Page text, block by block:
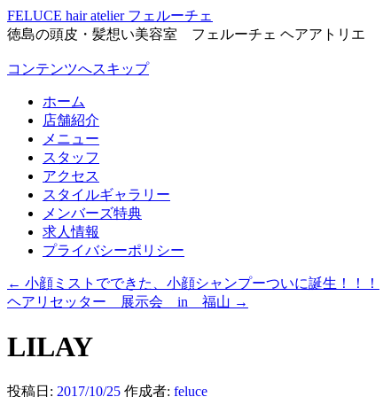
FELUCE hair atelier フェルーチェ
徳島の頭皮・髪想い美容室 フェルーチェ ヘアアトリエ
コンテンツへスキップ
ホーム
店舗紹介
メニュー
スタッフ
アクセス
スタイルギャラリー
メンバーズ特典
求人情報
プライバシーポリシー
← 小顔ミストでできた、小顔シャンプーついに誕生！！！
ヘアリセッター 展示会 in 福山 →
LILAY
投稿日: 2017/10/25 作成者: feluce